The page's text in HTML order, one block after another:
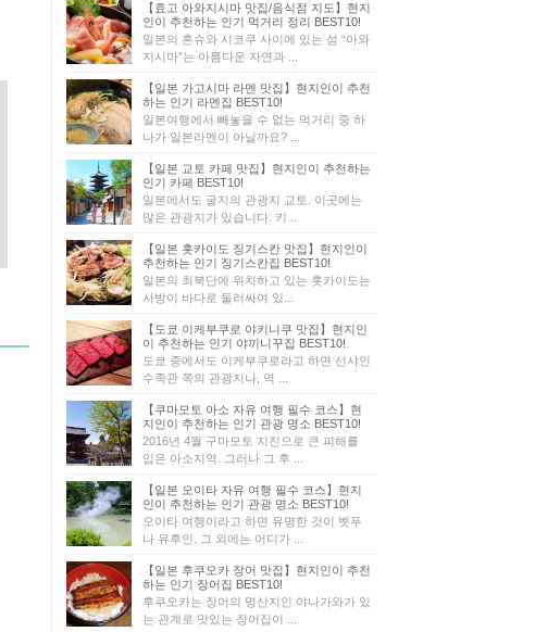
【효고 아와지시마 맛집/음식점 지도】현지
인이 추천하는 인기 먹거리 정리 BEST10!
일본의 혼슈와 시코쿠 사이에 있는 섬 “아와
지시마”는 아름다운 자연과 ...
【일본 가고시마 라멘 맛집】현지인이 추천
하는 인기 라멘집 BEST10!
일본여행에서 빼놓을 수 없는 먹거리 중 하
나가 일본라멘이 아닐까요? ...
【일본 교토 카페 맛집】현지인이 추천하는
인기 카페 BEST10!
일본에서도 굴지의 관광지 교토. 이곳에는
많은 관광지가 있습니다. 키...
【일본 홋카이도 징기스칸 맛집】현지인이
추천하는 인기 징기스칸집 BEST10!
일본의 최북단에 위치하고 있는 홋카이도는
사방이 바다로 둘러싸여 있...
【도쿄 이케부쿠로 야키니쿠 맛집】현지인
이 추천하는 인기 야끼니꾸집 BEST10!
도쿄 중에서도 이케부쿠로라고 하면 선샤인
수족관 쪽의 관광지나, 역 ...
【쿠마모토 아소 자유 여행 필수 코스】현
지인이 추천하는 인기 관광 명소 BEST10!
2016년 4월 구마모토 지진으로 큰 피해를
입은 아소지역. 그러나 그 후 ...
【일본 오이타 자유 여행 필수 코스】현지
인이 추천하는 인기 관광 명소 BEST10!
오이타 여행이라고 하면 유명한 것이 벳푸
나 유후인. 그 외에는 어디가 ...
【일본 후쿠오카 장어 맛집】현지인이 추천
하는 인기 장어집 BEST10!
후쿠오카는 장어의 명산지인 야나가와가 있
는 관계로 맛있는 장어집이 ...